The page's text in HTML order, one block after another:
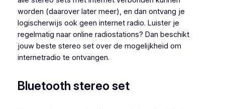
worden (daarover later meer), en dan ontvang je
logischerwijs ook geen internet radio. Luister je
regelmatig naar online radiostations? Dan beschikt
jouw beste stereo set over de mogelijkheid om
internetradio te ontvangen.
Bluetooth stereo set